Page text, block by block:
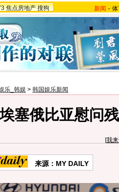
焦点房地产 搜狗 新闻 -
乐_韩娱 > 韩国娱乐新闻
塞俄比亚慰问
[我
来源：MY DAILY